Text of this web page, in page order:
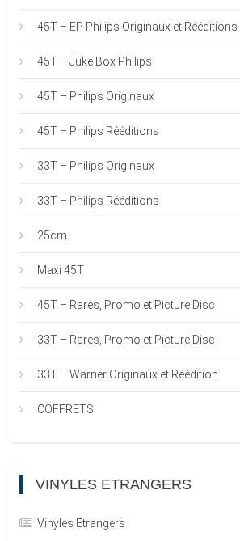
45T – EP Philips Originaux et Rééditions
45T – Juke Box Philips
45T – Philips Originaux
45T – Philips Rééditions
33T – Philips Originaux
33T – Philips Rééditions
25cm
Maxi 45T
45T – Rares, Promo et Picture Disc
33T – Rares, Promo et Picture Disc
33T – Warner Originaux et Réédition
COFFRETS
VINYLES ETRANGERS
Vinyles Etrangers